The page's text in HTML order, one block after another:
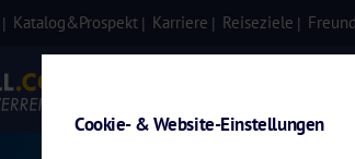
Katalog&Prospekt Karriere Reiseziele
Cookie- & Website-Einstellungen